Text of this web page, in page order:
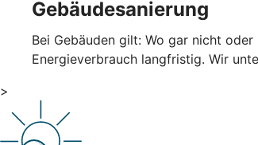
Gebäudesanierung
Bei Gebäuden gilt: Wo gar nicht
Energieverbrauch langfristig. Wir
>